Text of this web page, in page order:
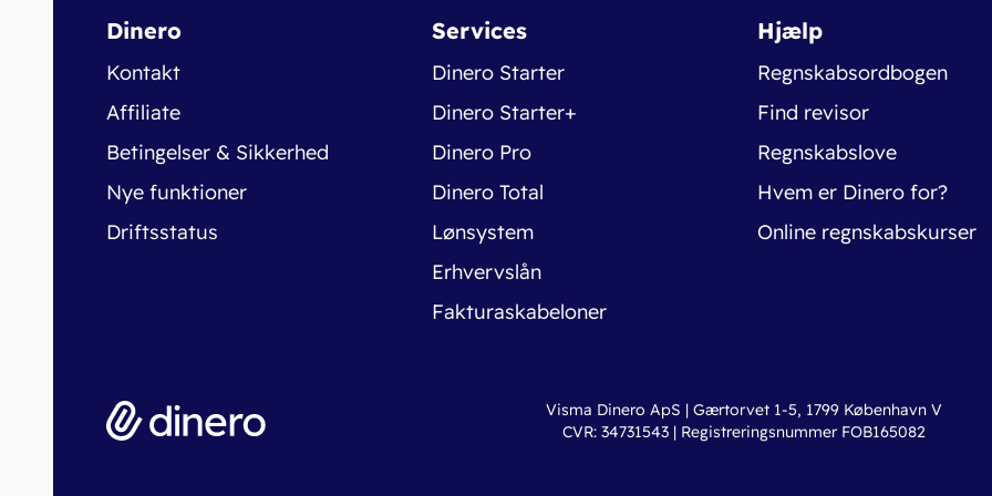
Dinero
Kontakt
Affiliate
Betingelser & Sikkerhed
Nye funktioner
Driftsstatus
Services
Dinero Starter
Dinero Starter+
Dinero Pro
Dinero Total
Lønsystem
Erhvervslån
Fakturaskabeloner
Hjælp
Regnskabsordbogen
Find revisor
Regnskabslove
Hvem er Dinero for?
Online regnskabskurser
Visma Dinero ApS | Gærtorvet 1-5, 1799 København V
CVR: 34731543 | Registreringsnummer FOB165082